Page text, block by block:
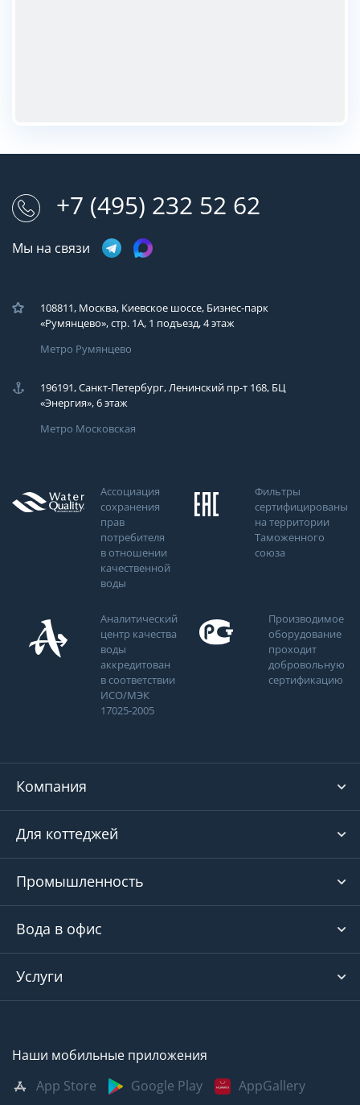
+7 (495) 232 52 62
Мы на связи
108811, Москва, Киевское шоссе, Бизнес-парк
«Румянцево», стр. 1А, 1 подъезд, 4 этаж
Метро Румянцево
196191, Санкт-Петербург, Ленинский пр-т 168, БЦ
«Энергия», 6 этаж
Метро Московская
Ассоциация
сохранения
прав
потребителя
в отношении
качественной
воды
Фильтры
сертифицированы
на территории
Таможенного
союза
Аналитический
центр качества
воды
аккредитован
в соответствии
ИСО/МЭК
17025-2005
Производимое
оборудование
проходит
добровольную
сертификацию
Компания
Для коттеджей
Промышленность
Вода в офис
Услуги
Наши мобильные приложения
App Store
Google Play
AppGallery